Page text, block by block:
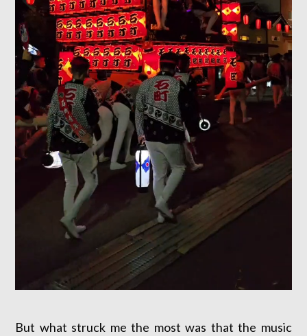
But what struck me the most was that the music